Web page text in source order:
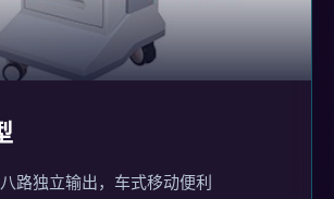
路独立输出，车式移动便利